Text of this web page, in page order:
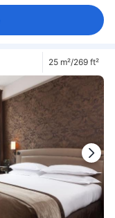
25 m²/269 ft²